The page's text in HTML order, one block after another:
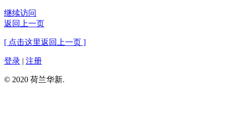
继续访问
返回上一页
[ 点击这里返回上一页 ]
登录 | 注册
© 2020 荷兰华新.